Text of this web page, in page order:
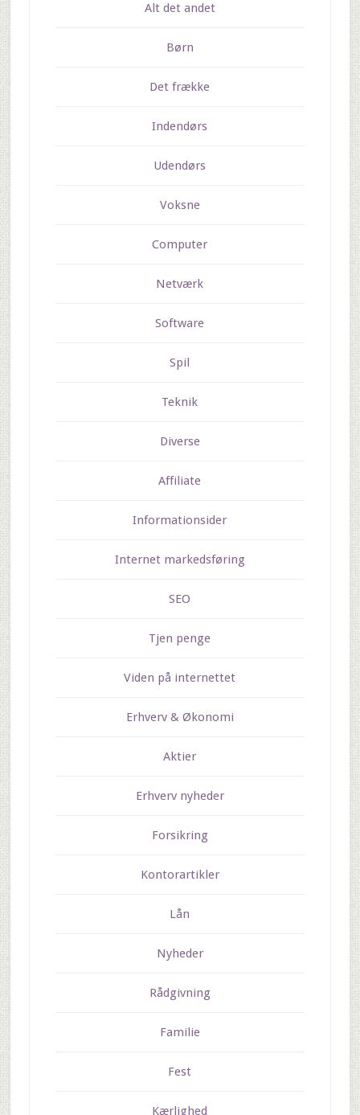
Alt det andet
Børn
Det frække
Indendørs
Udendørs
Voksne
Computer
Netværk
Software
Spil
Teknik
Diverse
Affiliate
Informationsider
Internet markedsføring
SEO
Tjen penge
Viden på internettet
Erhverv & Økonomi
Aktier
Erhverv nyheder
Forsikring
Kontorartikler
Lån
Nyheder
Rådgivning
Familie
Fest
Kærlighed